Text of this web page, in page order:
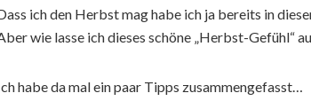
ich den Herbst mag habe ich ja bereits in
wie lasse ich dieses schöne „Herbst-Gefühl“
habe da mal ein paar Tipps zusammengefasst…